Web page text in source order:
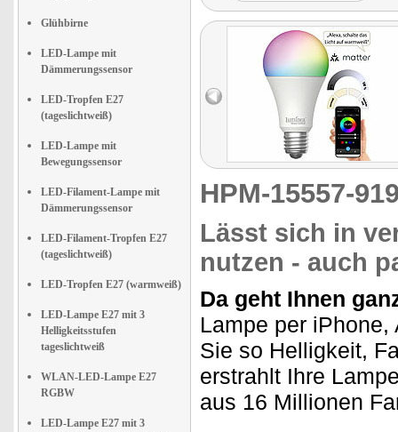
Glühbirne
LED-Lampe mit
Dämmerungssensor
LED-Tropfen E27
(tageslichtweiß)
LED-Lampe mit
Bewegungssensor
LED-Filament-Lampe mit
Dämmerungssensor
LED-Filament-Tropfen E27
(tageslichtweiß)
LED-Tropfen E27 (warmweiß)
LED-Lampe E27 mit 3
Helligkeitsstufen
tageslichtweiß
WLAN-LED-Lampe E27
RGBW
LED-Lampe E27 mit 3
HPM-15557-
Lässt sich in
nutzen - auch
Da geht Ihnen
Lampe per iPhone,
Sie so Helligkeit,
erstrahlt Ihre
aus 16 Millionen